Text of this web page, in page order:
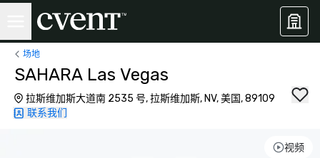
场地
SAHARA Las Vegas
拉斯维加斯大道南 2535 号, 拉斯维加斯, NV, 美国, 89109
联系我们
视频